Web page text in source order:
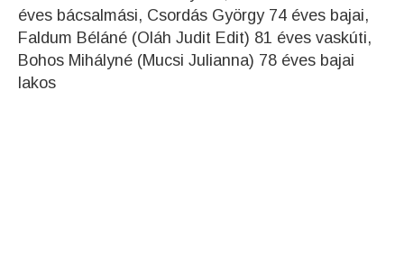
éves bácsalmási, Csordás György 74 éves bajai,
Faldum Béláné (Oláh Judit Edit) 81 éves vaskúti,
Bohos Mihályné (Mucsi Julianna) 78 éves bajai
lakos